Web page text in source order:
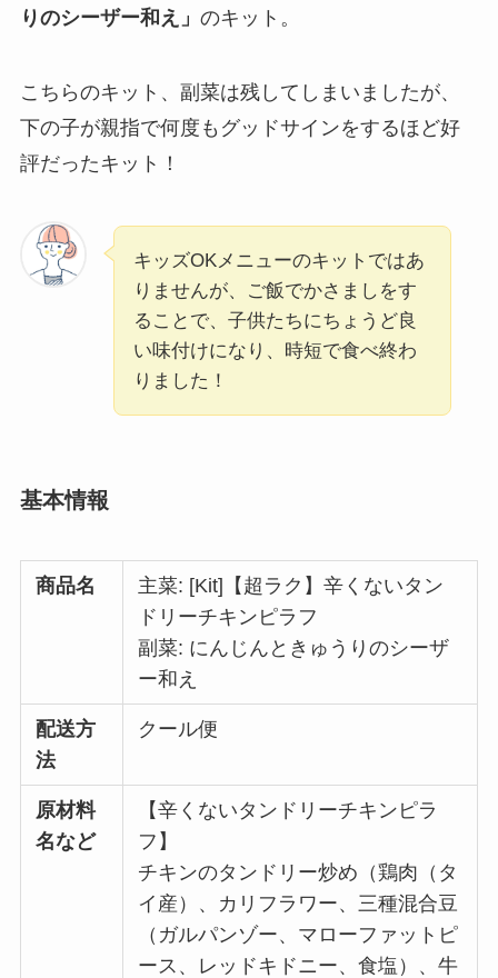
りのシーザー和え 」 のキット。
こちらのキット、副菜は残してしまいましたが、
下の子が親指で何度もグッドサインをするほど好
評だったキット！
キッズOKメニューのキットではあ
りませんが、ご飯でかさましをす
ることで、子供たちにちょうど良
い味付けになり、時短で食べ終わ
りました！
基本情報
商品名
主菜: [Kit]【超ラク】辛くないタン
ドリーチキンピラフ
副菜: にんじんときゅうりのシーザ
ー和え
配送方
法
クール便
原材料
名など
【辛くないタンドリーチキンピラ
フ】
チキンのタンドリー炒め（鶏肉（タ
イ産）、カリフラワー、三種混合豆
（ガルパンゾー、マローファットピ
ース、レッドキドニー、食塩）、牛